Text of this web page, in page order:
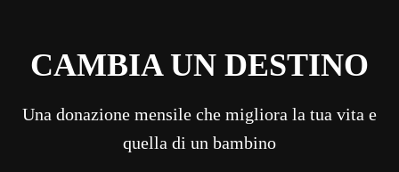
CAMBIA UN DESTINO
Una donazione mensile che migliora la tua vita e
quella di un bambino